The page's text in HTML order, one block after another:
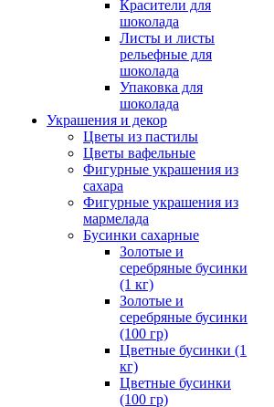
Красители для
шоколада
Листы и листы
рельефные для
шоколада
Упаковка для
шоколада
Украшения и декор
Цветы из пастилы
Цветы вафельные
Фигурные украшения из
сахара
Фигурные украшения из
мармелада
Бусинки сахарные
Золотые и
серебряные бусинки
(1 кг)
Золотые и
серебряные бусинки
(100 гр)
Цветные бусинки (1
кг)
Цветные бусинки
(100 гр)